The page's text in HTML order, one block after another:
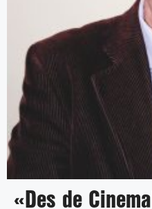
«Des de